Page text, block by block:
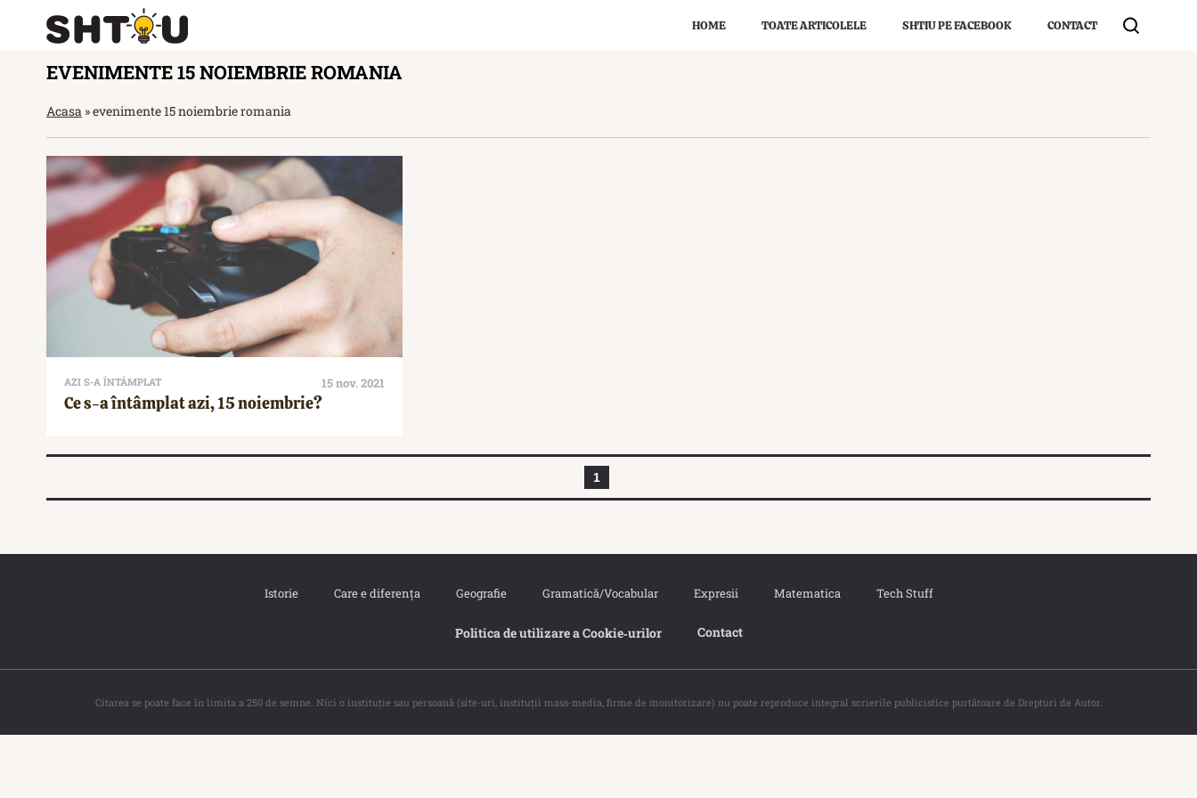
HOME TOATE ARTICOLELE SHTIU PE FACEBOOK CONTACT
EVENIMENTE 15 NOIEMBRIE ROMANIA
Acasa »evenimente 15 noiembrie romania
AZI S-A ÎNTÂMPLAT 15 nov. 2021
Ce s-a întâmplat azi, 15 noiembrie?
1
Istorie Care e diferența Geografie Gramatică/Vocabular Expresii Matematica Tech Stuff
Politica de utilizare a Cookie‐urilor Contact
Citarea se poate face în limita a 250 de semne. Nici o instituţie sau persoană (site-uri, instituţii mass-media, firme de monitorizare) nu poate reproduce integral scrierile publicistice purtătoare de Drepturi de Autor.